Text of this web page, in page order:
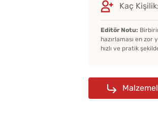
Kaç Kişilik:
Editör Notu:
hazırlaması en zor
hızlı ve pratik